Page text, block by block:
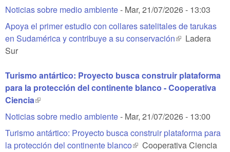
Noticias sobre medio ambiente- Mar, 21/07/2026 - 13:03
Apoya el primer estudio con collares satelitales de tarukas
en Sudamérica y contribuye a su conservación(link is
Ladera
Sur
Turismo antártico: Proyecto busca construir plataforma
para la protección del continente blanco - Cooperativa
Ciencia(link is external)
Noticias sobre medio ambiente- Mar, 21/07/2026 - 13:00
Turismo antártico: Proyecto busca construir plataforma para
la protección del continente blanco(link is external)
Cooperativa Ciencia